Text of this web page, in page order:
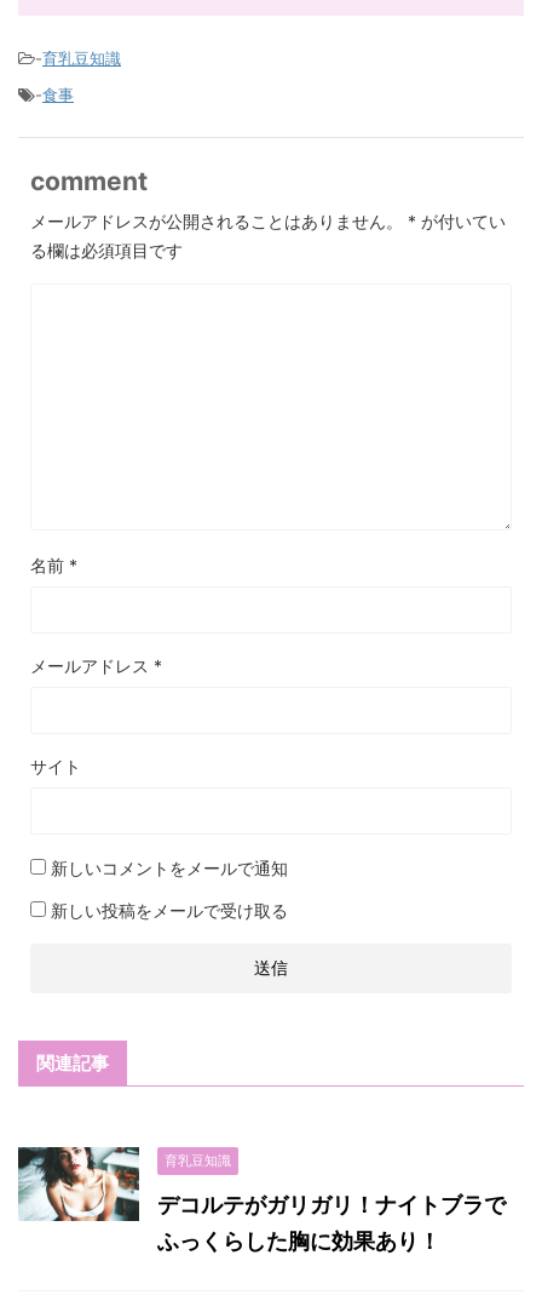
-育乳豆知識
-食事
comment
メールアドレスが公開されることはありません。 * が付いてい
る欄は必須項目です
名前 *
メールアドレス *
サイト
新しいコメントをメールで通知
新しい投稿をメールで受け取る
関連記事
育乳豆知識
デコルテがガリガリ！ナイトブラで
ふっくらした胸に効果あり！